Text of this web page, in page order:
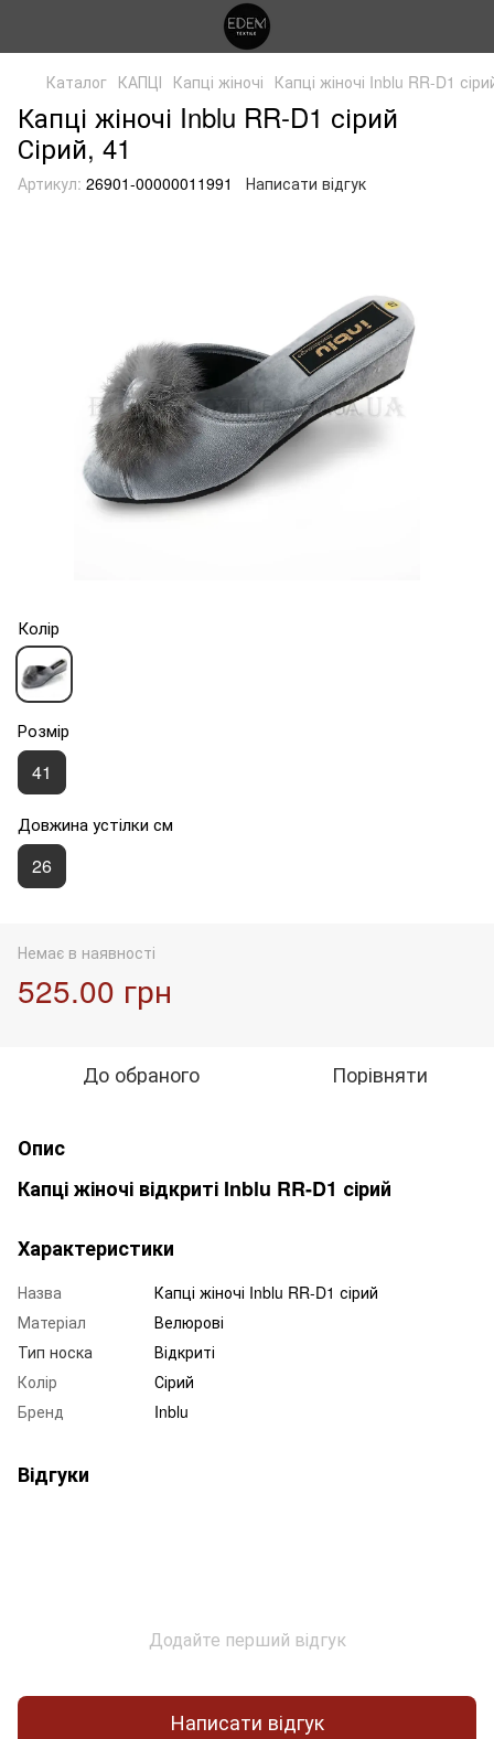
Каталог КАПЦІ Капці жіночі Капці жіночі Inblu RR-D1
Капці жіночі Inblu RR-D1 сірий
Сірий, 41
Артикул: 26901-00000011991 Написати відгук
Колір
Розмір
41
Довжина устілки см
26
Немає в наявності
525.00 грн
До обраного Порівняти
Опис
Капці жіночі відкриті Inblu RR-D1 сірий
Характеристики
Назва
Капці жіночі Inblu RR-D1 сірий
Матеріал
Велюрові
Тип носка
Відкриті
Колір
Сірий
Бренд
Inblu
Відгуки
Додайте перший відгук
Написати відгук